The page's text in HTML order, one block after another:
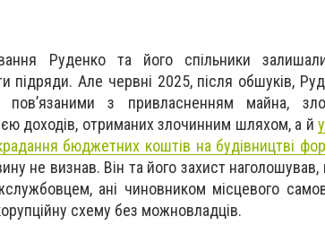
Руденко та його спільники
підряди. Але червні 2025, після обшуків,
з привласненням майна,
доходів, отриманих злочинним шляхом, а й
бюджетних коштів на будівництві
не визнав. Він та його захист
ані чиновником місцевого
схему без можновладців.